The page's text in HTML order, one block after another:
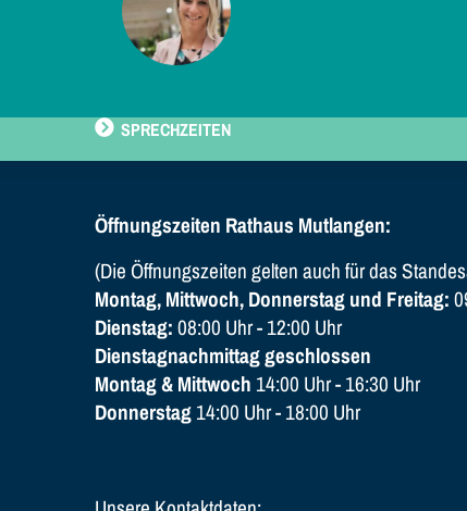
SPRECHZEITEN
Öffnungszeiten Rathaus Mutlangen:
(Die Öffnungszeiten gelten auch für das
Montag, Mittwoch, Donnerstag und Freitag:
Dienstag:08:00 Uhr - 12:00 Uhr
Dienstagnachmittag geschlossen
Montag & Mittwoch 14:00 Uhr - 16:30 Uhr
Donnerstag14:00 Uhr - 18:00 Uhr